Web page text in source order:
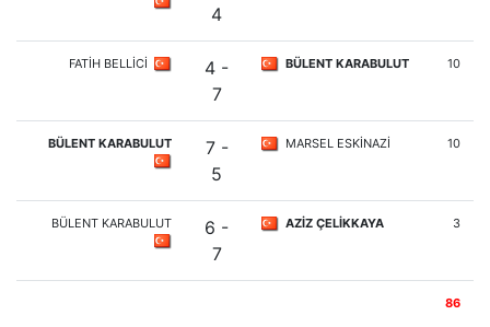
4
FATİH BELLİCİ
4 -
7
BÜLENT KARABULUT 10
BÜLENT KARABULUT
7 -
5
MARSEL ESKİNAZİ 10
BÜLENT KARABULUT
6 -
7
AZİZ ÇELİKKAYA 3
86